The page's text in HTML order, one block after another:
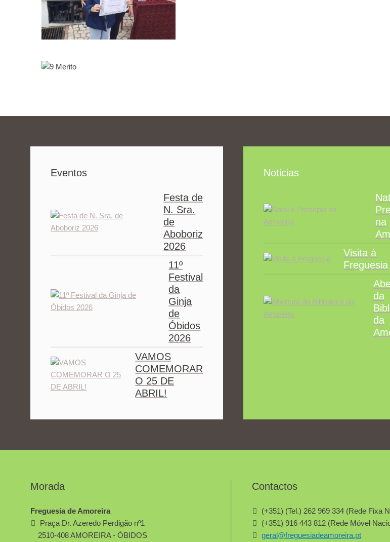
Eventos
Festa de
N. Sra.
de
Aboboriz
2026
11º
Festival
da
Ginja
de
Óbidos
2026
VAMOS
COMEMORAR
O 25 DE
ABRIL!
Noticias
na
Visita à
Freguesia
da
da
Morada
Freguesia de Amoreira
Praça Dr. Azeredo Perdigão nº1
2510-408 AMOREIRA - ÓBIDOS
Contactos
(+351) (Tel.) 262 969 334 (Rede Fixa
(+351) 916 443 812 (Rede Móvel
geral@freguesiadeamoreira.pt